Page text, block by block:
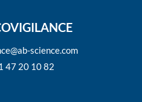
science.com
47 20 10 82